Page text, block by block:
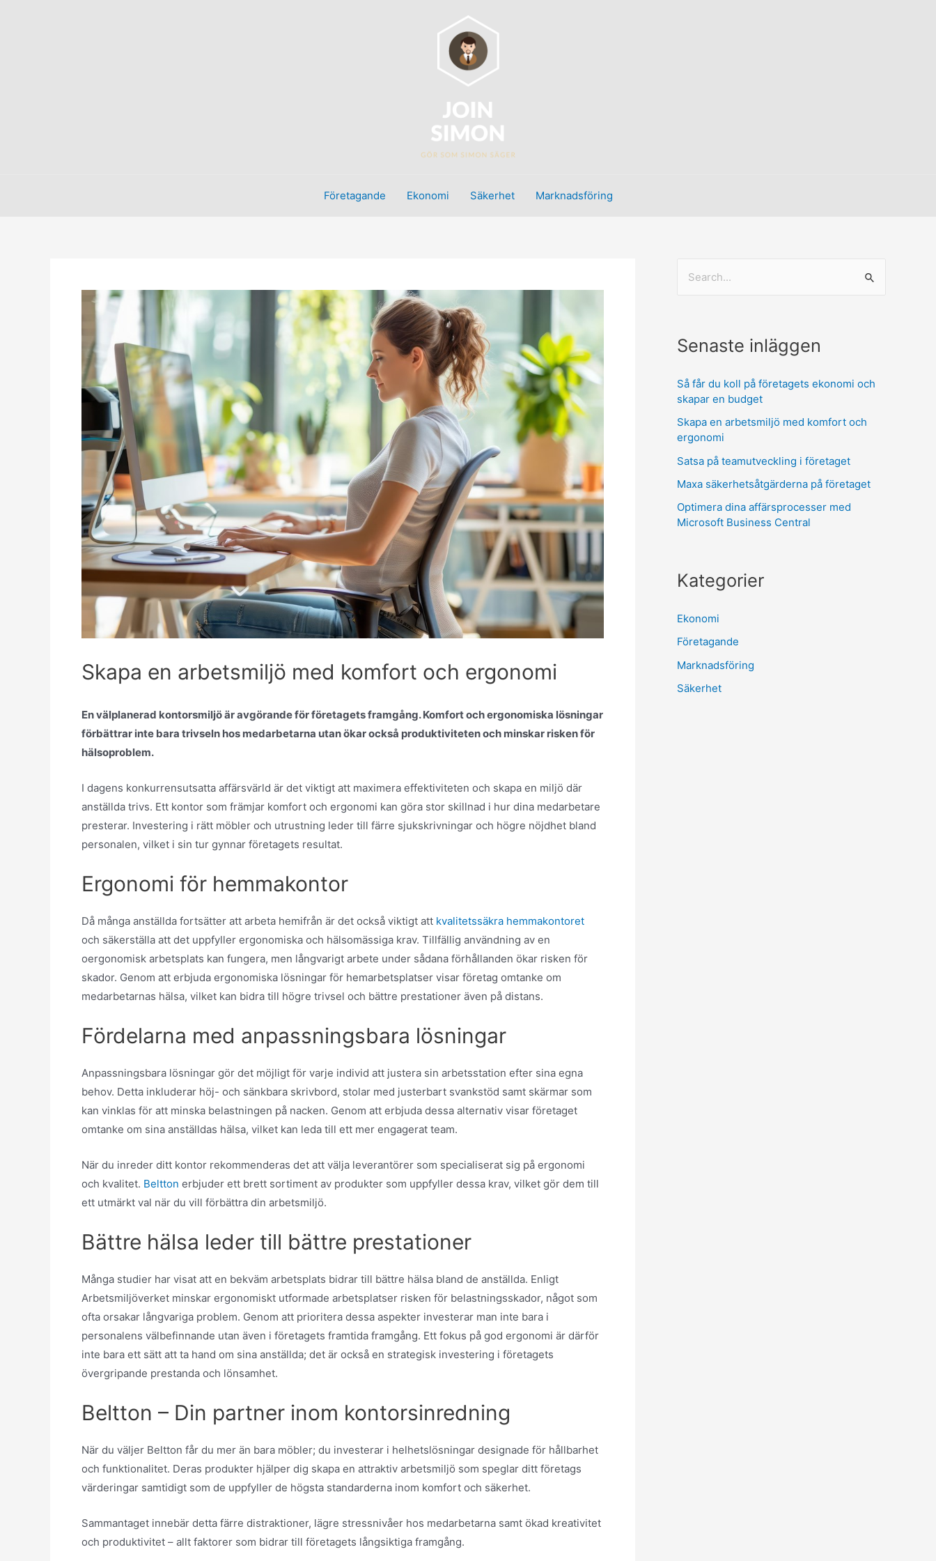
Företagande Ekonomi Säkerhet Marknadsföring
Skapa en arbetsmiljö med komfort och ergonomi
En välplanerad kontorsmiljö är avgörande för företagets framgång. Komfort och ergonomiska lösningar
förbättrar inte bara trivseln hos medarbetarna utan ökar också produktiviteten och minskar risken för
hälsoproblem.
I dagens konkurrensutsatta affärsvärld är det viktigt att maximera effektiviteten och skapa en miljö där
anställda trivs. Ett kontor som främjar komfort och ergonomi kan göra stor skillnad i hur dina medarbetare
presterar. Investering i rätt möbler och utrustning leder till färre sjukskrivningar och högre nöjdhet bland
personalen, vilket i sin tur gynnar företagets resultat.
Ergonomi för hemmakontor
Då många anställda fortsätter att arbeta hemifrån är det också viktigt att kvalitetssäkra hemmakontoret
och säkerställa att det uppfyller ergonomiska och hälsomässiga krav. Tillfällig användning av en
oergonomisk arbetsplats kan fungera, men långvarigt arbete under sådana förhållanden ökar risken för
skador. Genom att erbjuda ergonomiska lösningar för hemarbetsplatser visar företag omtanke om
medarbetarnas hälsa, vilket kan bidra till högre trivsel och bättre prestationer även på distans.
Fördelarna med anpassningsbara lösningar
Anpassningsbara lösningar gör det möjligt för varje individ att justera sin arbetsstation efter sina egna
behov. Detta inkluderar höj- och sänkbara skrivbord, stolar med justerbart svankstöd samt skärmar som
kan vinklas för att minska belastningen på nacken. Genom att erbjuda dessa alternativ visar företaget
omtanke om sina anställdas hälsa, vilket kan leda till ett mer engagerat team.
När du inreder ditt kontor rekommenderas det att välja leverantörer som specialiserat sig på ergonomi
och kvalitet. Beltton erbjuder ett brett sortiment av produkter som uppfyller dessa krav, vilket gör dem till
ett utmärkt val när du vill förbättra din arbetsmiljö.
Bättre hälsa leder till bättre prestationer
Många studier har visat att en bekväm arbetsplats bidrar till bättre hälsa bland de anställda. Enligt
Arbetsmiljöverket minskar ergonomiskt utformade arbetsplatser risken för belastningsskador, något som
ofta orsakar långvariga problem. Genom att prioritera dessa aspekter investerar man inte bara i
personalens välbefinnande utan även i företagets framtida framgång. Ett fokus på god ergonomi är därför
inte bara ett sätt att ta hand om sina anställda; det är också en strategisk investering i företagets
övergripande prestanda och lönsamhet.
Beltton – Din partner inom kontorsinredning
När du väljer Beltton får du mer än bara möbler; du investerar i helhetslösningar designade för hållbarhet
och funktionalitet. Deras produkter hjälper dig skapa en attraktiv arbetsmiljö som speglar ditt företags
värderingar samtidigt som de uppfyller de högsta standarderna inom komfort och säkerhet.
Sammantaget innebär detta färre distraktioner, lägre stressnivåer hos medarbetarna samt ökad kreativitet
och produktivitet – allt faktorer som bidrar till företagets långsiktiga framgång.
Senaste inläggen
Så får du koll på företagets ekonomi och
skapar en budget
Skapa en arbetsmiljö med komfort och
ergonomi
Satsa på teamutveckling i företaget
Maxa säkerhetsåtgärderna på företaget
Optimera dina affärsprocesser med
Microsoft Business Central
Kategorier
Ekonomi
Företagande
Marknadsföring
Säkerhet